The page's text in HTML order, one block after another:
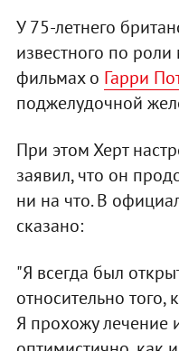
У 75-летнего
известного по
фильмах о Гарри
поджелудочной
При этом Херт
заявил, что он
ни на что. В
сказано:
"Я всегда был
относительно того,
Я прохожу лечение